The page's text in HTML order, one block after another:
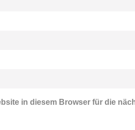
in diesem Browser für die